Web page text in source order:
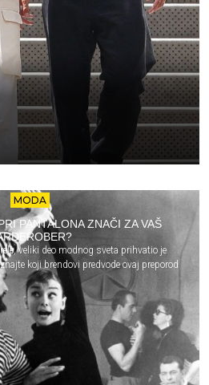
MODA
PANTALONA ZNAČI ZA VAŠ
veliki deo modnog sveta prihvatio je
koji brendovi predvode ovaj preporod